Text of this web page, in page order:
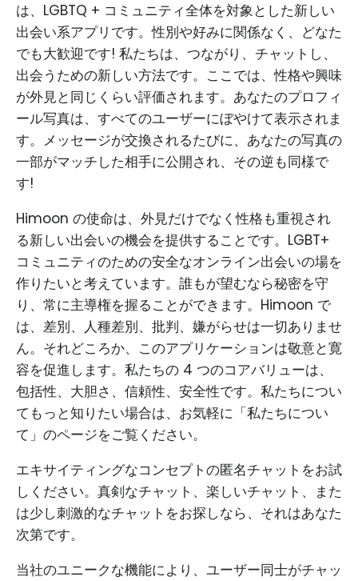
は、LGBTQ + コミュニティ全体を対象とした新しい
出会い系アプリです。性別や好みに関係なく、どなた
でも大歓迎です! 私たちは、つながり、チャットし、
出会うための新しい方法です。ここでは、性格や興味
が外見と同じくらい評価されます。あなたのプロフィ
ール写真は、すべてのユーザーにぼやけて表示されま
す。メッセージが交換されるたびに、あなたの写真の
一部がマッチした相手に公開され、その逆も同様で
す!
Himoon の使命は、外見だけでなく性格も重視され
る新しい出会いの機会を提供することです。LGBT+
コミュニティのための安全なオンライン出会いの場を
作りたいと考えています。誰もが望むなら秘密を守
り、常に主導権を握ることができます。Himoon で
は、差別、人種差別、批判、嫌がらせは一切ありませ
ん。それどころか、このアプリケーションは敬意と寛
容を促進します。私たちの 4 つのコアバリューは、
包括性、大胆さ、信頼性、安全性です。私たちについ
てもっと知りたい場合は、お気軽に「私たちについ
て」のページをご覧ください。
エキサイティングなコンセプトの匿名チャットをお試
しください。真剣なチャット、楽しいチャット、また
は少し刺激的なチャットをお探しなら、それはあなた
次第です。
当社のユニークな機能により、ユーザー同士がチャッ